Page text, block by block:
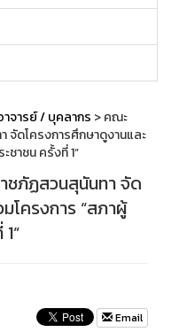
จารย์ / บุคลากร > คณะ
จัดโครงการศึกษาดูงานและ
ชาชน ครั้งที่ 1”
ชภัฏสวนสุนันทา จัด
โครงการ “สภาผู้
Email